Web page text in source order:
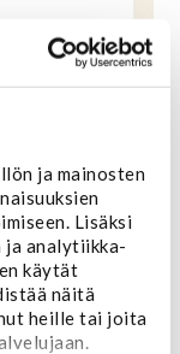
ja mainosten
Lisäksi
ja analytiikka-
käytät
näitä
heille tai joita
OSTA